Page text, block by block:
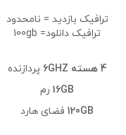
ترافیک بازدید = نامحدود
ترافیک دانلود= 100gb
4 هسته 6GHZ
پردازنده
16GB رم
120GB فضای هارد